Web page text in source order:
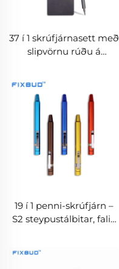
37 í 1 skrúfjárnasett með
slipvörnu rúðu á
19 í 1 penni-skrúfjárn –
S2 steypustálbitar, falin